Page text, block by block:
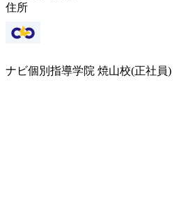
住所
ナビ個別指導学院 焼山校(正社員)